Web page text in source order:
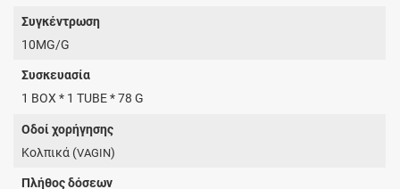
Συγκέντρωση
10MG/G
Συσκευασία
1 BOX * 1 TUBE * 78 G
Οδοί χορήγησης
Κολπικά (VAGIN)
Πλήθος δόσεων